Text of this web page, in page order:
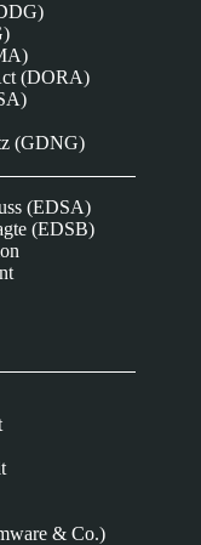
(DORA)
(GDNG)
(EDSA)
(EDSB)
& Co.)